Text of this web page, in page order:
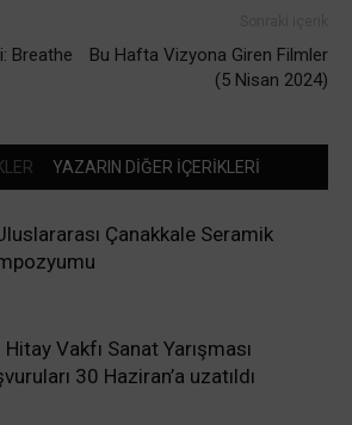
Breathe
Bu Hafta Vizyona Giren Filmler
(5 Nisan 2024)
YAZARIN DİĞER İÇERİKLERİ
Çanakkale Seramik
Hitay Vakfı Sanat Yarışması
30 Haziran’a uzatıldı